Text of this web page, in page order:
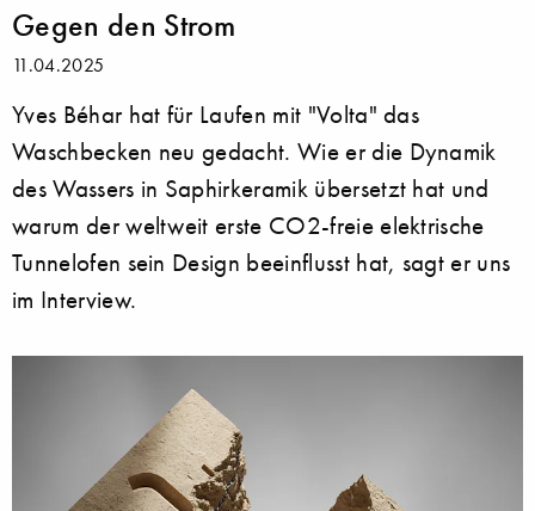
Gegen den Strom
11.04.2025
Yves Béhar hat für Laufen mit "Volta" das
Waschbecken neu gedacht. Wie er die Dynamik
des Wassers in Saphirkeramik übersetzt hat und
warum der weltweit erste CO2-freie elektrische
Tunnelofen sein Design beeinflusst hat, sagt er uns
im Interview.